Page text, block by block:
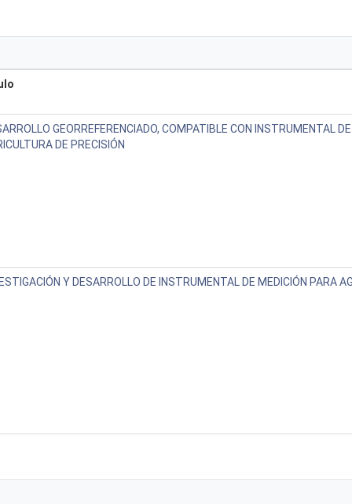
GEORREFERENCIADO, COMPATIBLE CON INSTRUMENTAL
DE PRECISIÓN
Y DESARROLLO DE INSTRUMENTAL DE MEDICIÓN PARA